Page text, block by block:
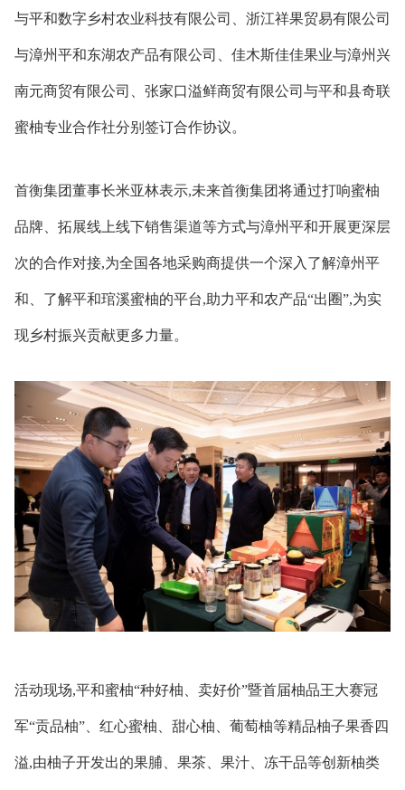
与平和数字乡村农业科技有限公司、浙江祥果贸易有限公司
与漳州平和东湖农产品有限公司、佳木斯佳佳果业与漳州兴
南元商贸有限公司、张家口溢鲜商贸有限公司与平和县奇联
蜜柚专业合作社分别签订合作协议。
首衡集团董事长米亚林表示,未来首衡集团将通过打响蜜柚
品牌、拓展线上线下销售渠道等方式与漳州平和开展更深层
次的合作对接,为全国各地采购商提供一个深入了解漳州平
和、了解平和琯溪蜜柚的平台,助力平和农产品“出圈”,为实
现乡村振兴贡献更多力量。
活动现场,平和蜜柚“种好柚、卖好价”暨首届柚品王大赛冠
军“贡品柚”、红心蜜柚、甜心柚、葡萄柚等精品柚子果香四
溢,由柚子开发出的果脯、果茶、果汁、冻干品等创新柚类